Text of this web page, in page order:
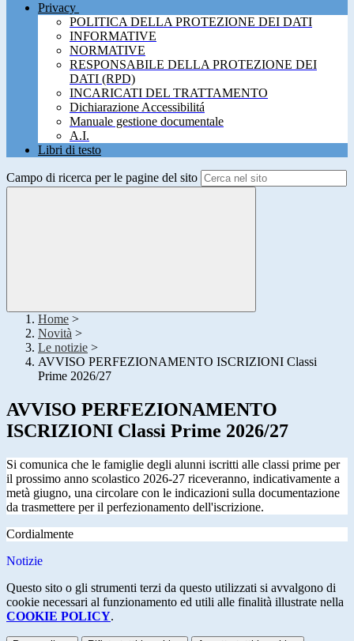
Privacy
POLITICA DELLA PROTEZIONE DEI DATI
INFORMATIVE
NORMATIVE
RESPONSABILE DELLA PROTEZIONE DEI
DATI (RPD)
INCARICATI DEL TRATTAMENTO
Dichiarazione Accessibilitá
Manuale gestione documentale
A.I.
Libri di testo
Campo di ricerca per le pagine del sito
Home >
Novità >
Le notizie >
AVVISO PERFEZIONAMENTO ISCRIZIONI Classi
Prime 2026/27
AVVISO PERFEZIONAMENTO
ISCRIZIONI Classi Prime 2026/27
Si comunica che le famiglie degli alunni iscritti alle classi prime per
il prossimo anno scolastico 2026-27 riceveranno, indicativamente a
metà giugno, una circolare con le indicazioni sulla documentazione
da trasmettere per il perfezionamento dell'iscrizione.
Cordialmente
Notizie
Questo sito o gli strumenti terzi da questo utilizzati si avvalgono di
cookie necessari al funzionamento ed utili alle finalità illustrate nella
COOKIE POLICY.